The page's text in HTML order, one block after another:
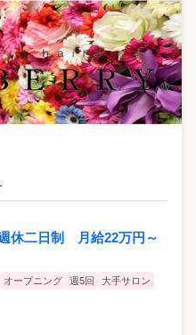
休二日制 月給22万円～
オープニング 週5回
大手サロン